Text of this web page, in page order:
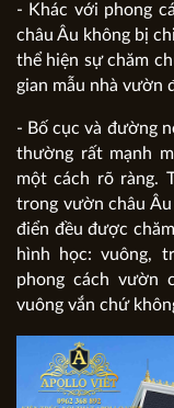
- Khác với phong
châu Âu không bị
thể hiện sự chăm
gian mẫu nhà vườn
- Bố cục và đường
thường rất mạnh
một cách rõ ràng.
trong vườn châu
điển đều được
hình học: vuông,
phong cách vườn
vuông vắn chứ